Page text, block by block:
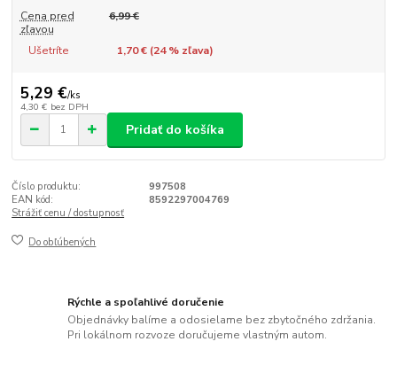
Cena pred
zľavou
6,99 €
Ušetríte 1,70 € (24% zľava)
5,29 €/ks
4,30 € bez DPH
Pridať do košíka
Číslo produktu:
997508
EAN kód:
8592297004769
Strážiť cenu / dostupnosť
Do obľúbených
Rýchle a spoľahlivé doručenie
Objednávky balíme a odosielame bez zbytočného zdržania.
Pri lokálnom rozvoze doručujeme vlastným autom.